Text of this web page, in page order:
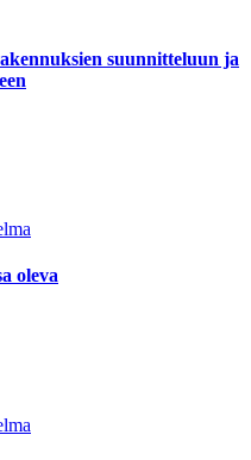
suunnitteluun ja
oleva